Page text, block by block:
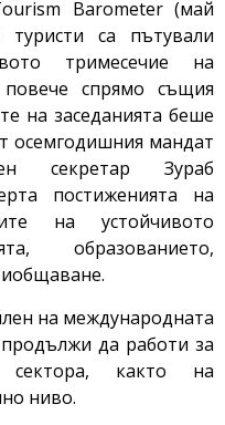
Barometer (май
са пътували
тримесечие на
спрямо същия
на заседанията беше
осемгодишния мандат
секретар Зураб
постиженията на
на устойчивото
образованието,
на международната
да работи за
сектора, както на
ниво.